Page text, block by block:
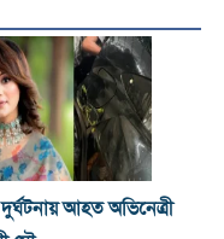
আহত অভিনেত্রী